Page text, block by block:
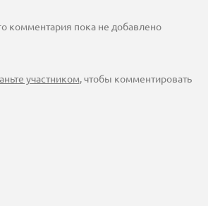
комментария пока не добавлено
участником, чтобы комментировать